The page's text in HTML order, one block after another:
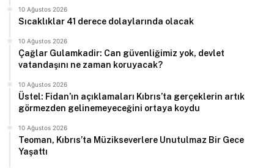
10 Ağustos 2026
Sıcaklıklar 41 derece dolaylarında olacak
10 Ağustos 2026
Çağlar Gulamkadir: Can güvenliğimiz yok, devlet
vatandaşını ne zaman koruyacak?
10 Ağustos 2026
Üstel: Fidan’ın açıklamaları Kıbrıs’ta gerçeklerin artık
görmezden gelinemeyeceğini ortaya koydu
10 Ağustos 2026
Teoman, Kıbrıs’ta Müzikseverlere Unutulmaz Bir Gece
Yaşattı